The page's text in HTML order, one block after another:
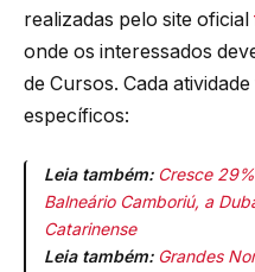
realizadas pelo site oficial
onde os interessados
de Cursos. Cada
específicos:
Leia também: Cresce
Balneário Camboriú, a
Catarinense
Leia também: Grandes